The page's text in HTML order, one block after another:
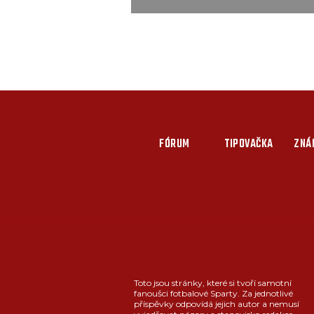
FÓRUM TIPOVAČKA
Toto jsou stránky, které si tvoří samotní
fanoušci fotbalové Sparty. Za jednotlivé
příspěvky odpovídá jejich autor a nemusí